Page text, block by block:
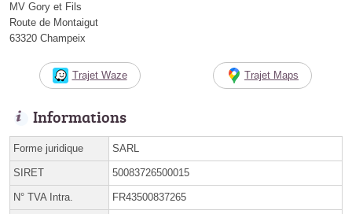
MV Gory et Fils
Route de Montaigut
63320 Champeix
Trajet Waze Trajet Maps
Informations
Forme juridique SARL
SIRET 50083726500015
N° TVA Intra. FR43500837265